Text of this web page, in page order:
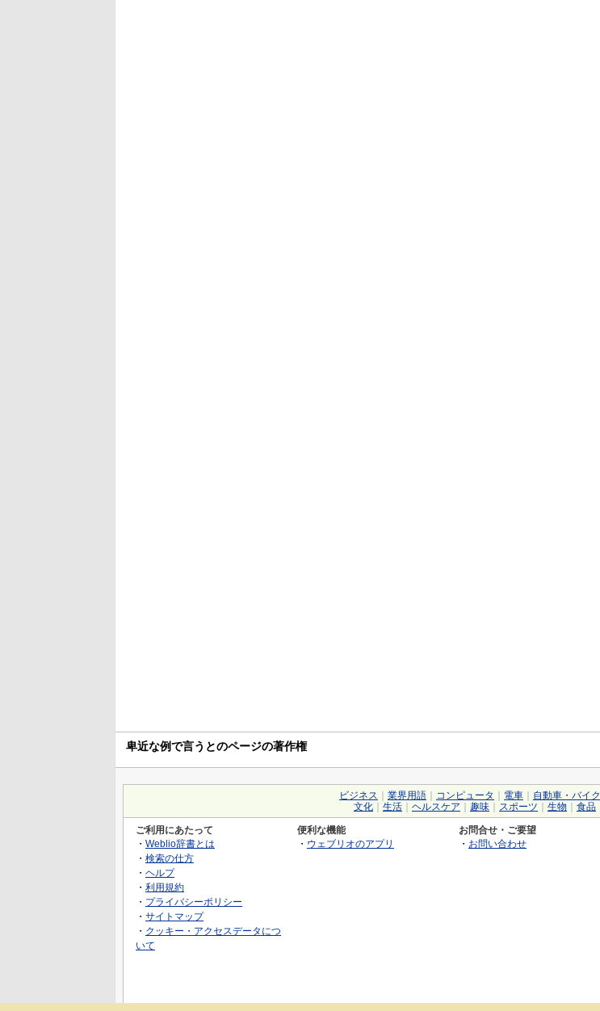
卑近な例で言うとのページの著作権
ビジネス 業界用語 コンピュータ 電車 自動車・バイク
文化
生活 ヘルスケア 趣味 スポーツ 生物 食品
ご利用にあたって
・ Weblio辞書とは
・ 検索の仕方
・ ヘルプ
・ 利用規約
・ プライバシーポリシー
・ サイトマップ
・ クッキー・アクセスデータにつ
いて
便利な機能
・ ウェブリオのアプリ
お問合せ・ご要望
・ お問い合わせ